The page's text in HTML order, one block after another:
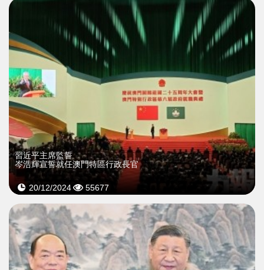
習近平主席監誓
岑浩輝宣誓就任澳門特區行政長官
20/12/2024 55677